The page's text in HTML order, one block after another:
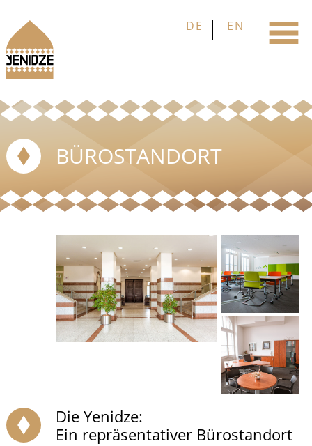
BÜROSTANDORT
Die Yenidze:
Ein repräsentativer Bürostandort